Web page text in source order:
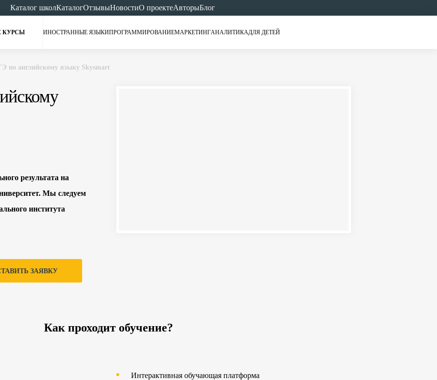
Каталог школКаталогОтзывыНовостиО проектеАвторыБлог
КУРСЫ ИНОСТРАННЫЕ ЯЗЫКИПРОГРАММИРОВАНИЕМАРКЕТИНГАНАЛИТИКАДЛЯ ДЕТЕЙ
по английскому языку Skysmart
результата на
Мы следуем
института
ЗАЯВКУ
Как проходит обучение?
Интерактивная обучающая платформа